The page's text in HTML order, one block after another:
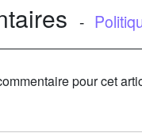
-
pour cet